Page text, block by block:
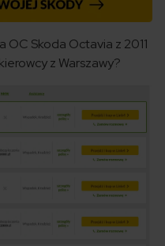
Skoda Octavia z 2011
z Warszawy?